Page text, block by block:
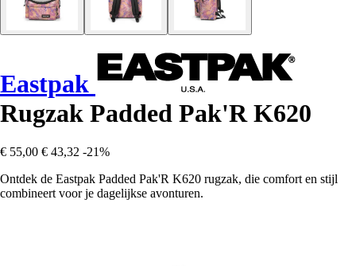
Eastpak
Rugzak Padded Pak'R K620
€ 55,00 € 43,32 -21%
Ontdek de Eastpak Padded Pak'R K620 rugzak, die comfort en stijl
combineert voor je dagelijkse avonturen.